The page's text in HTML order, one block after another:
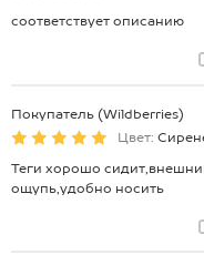
соответствует описанию
Покупатель (Wildberries)
Цвет:
Теги хорошо
ощупь,удобно носить